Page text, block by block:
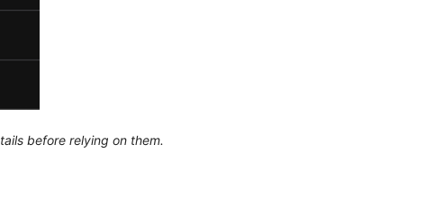
before relying on them.